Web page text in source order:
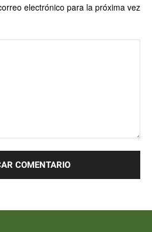
electrónico para la próxima vez